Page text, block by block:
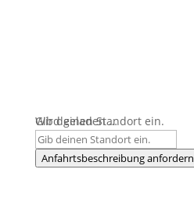
Wird geladen …
Gib deinen Standort ein.
Anfahrtsbeschreibung anfordern